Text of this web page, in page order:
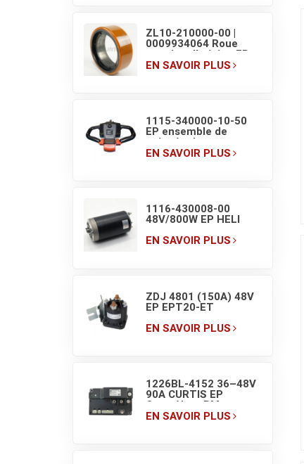
ZL10-210000-00 |
0009934064 Roue
motrice d'origine EP
pour transpalette
EN SAVOIR PLUS
1115-340000-10-50
EP ensemble de
poignée de
transpalette avec
EN SAVOIR PLUS
1116-430008-00
48V/800W EP HELI
hydraulique de
EN SAVOIR PLUS
ZDJ 4801 (150A) 48V
EP EPT20-ET
station de pompe de
EN SAVOIR PLUS
1226BL-4152 36–48V
90A CURTIS EP
Contrôleur PM pour
chariot élévateur
EN SAVOIR PLUS